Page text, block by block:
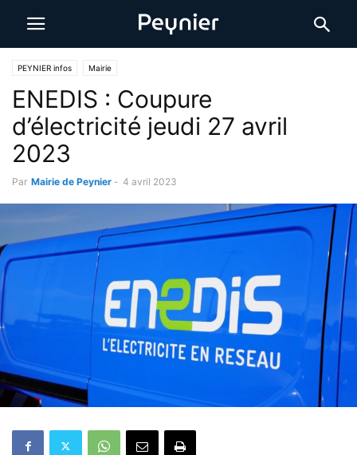
PEYNIER infos Mairie
ENEDIS : Coupure
d’électricité jeudi 27 avril
2023
Par Mairie de Peynier - 4 avril 2023